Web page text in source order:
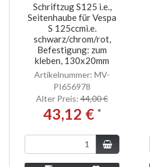
Schriftzug S125 i.e.,
Seitenhaube für Vespa
S 125ccmi.e.
schwarz/chrom/rot,
Befestigung: zum
kleben, 130x20mm
Artikelnummer: MV-
PI656978
Alter Preis: 44,00 €
43,12 € *